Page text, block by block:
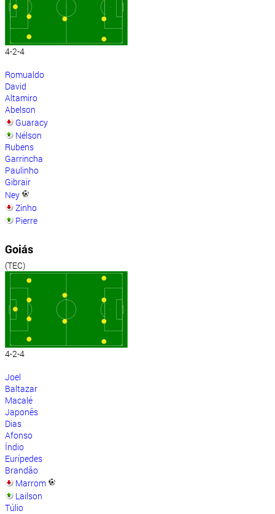
4-2-4
Romualdo
David
Altamiro
Abelson
Guaracy
Nélson
Rubens
Garrincha
Paulinho
Gibrair
Ney
Zinho
Pierre
Goiás
(TEC)
4-2-4
Joel
Baltazar
Macalé
Japonês
Dias
Afonso
Índio
Eurípedes
Brandão
Marrom
Lailson
Túlio